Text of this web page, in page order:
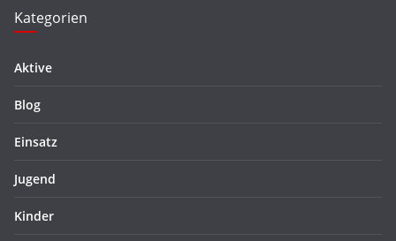
Kategorien
Aktive
Blog
Einsatz
Jugend
Kinder